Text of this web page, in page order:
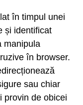
în timpul unei
și identificat
manipula
în browser.
sau chiar
provin de obicei